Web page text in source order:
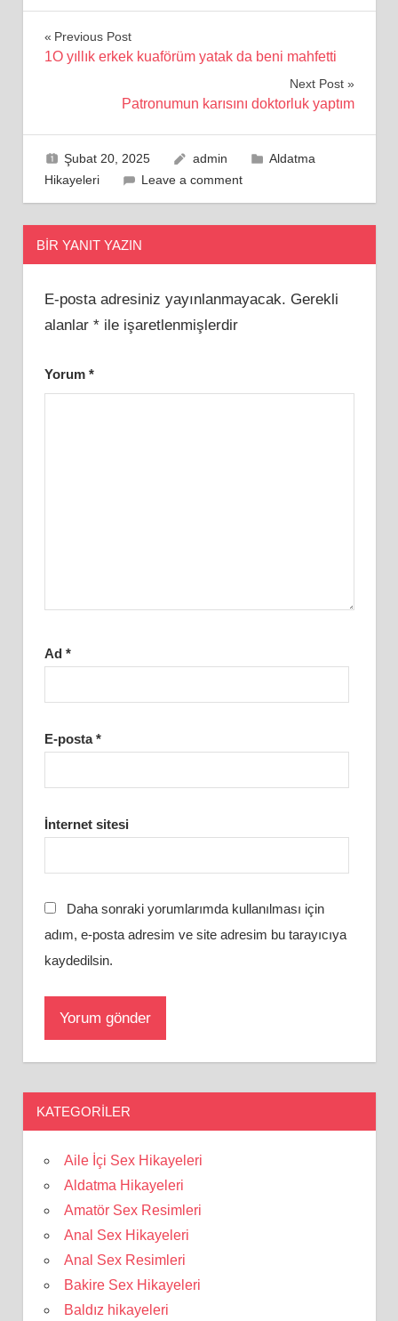
Yazı
Previous Post
1O yıllık erkek kuaförüm yatak da beni mahfetti
Next Post
Patronumun karısını doktorluk yaptım
Şubat 20, 2025 admin
Aldatma
Hikayeleri
Leave a comment
BIR YANIT YAZIN
E-posta adresiniz yayınlanmayacak. Gerekli
alanlar *ile işaretlenmişlerdir
Yorum *
Ad *
E-posta*
İnternet sitesi
Daha sonraki yorumlarımda kullanılması için
adım, e-posta adresim ve site adresim bu tarayıcıya
kaydedilsin.
KATEGORILER
Aile İçi Sex Hikayeleri
Aldatma Hikayeleri
Amatör Sex Resimleri
Anal Sex Hikayeleri
Anal Sex Resimleri
Bakire Sex Hikayeleri
Baldız hikayeleri